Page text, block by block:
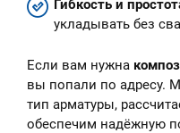
Гибкость и
укладывать без
Если вам нужна
вы попали по адресу.
тип арматуры,
обеспечим надёжную